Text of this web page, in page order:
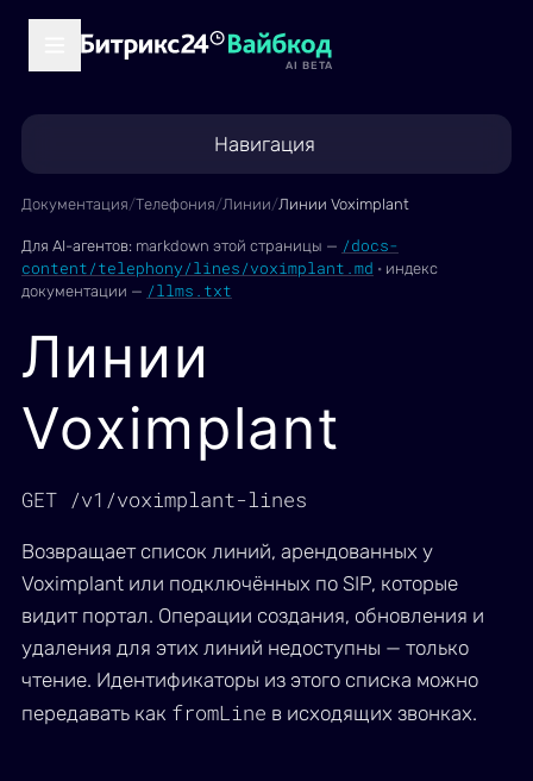
AI BETA
Навигация
Документация/Телефония/Линии/Линии Voximplant
Для AI-агентов: markdown этой страницы — /docs-
content/telephony/lines/voximplant.md · индекс
документации — /llms.txt
Линии
Voximplant
GET /v1/voximplant-lines
Возвращает список линий, арендованных у
Voximplant или подключённых по SIP, которые
видит портал. Операции создания, обновления и
удаления для этих линий недоступны — только
чтение. Идентификаторы из этого списка можно
передавать как fromLine в исходящих звонках.